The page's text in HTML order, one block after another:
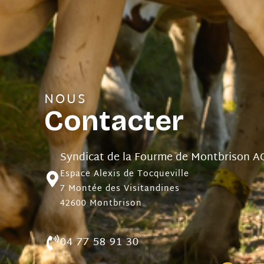
NOUS
Contacter
Syndicat de la Fourme de Montbrison
Espace Alexis de Tocqueville
7 Montée des Visitandines
42600 Montbrison
04 77 58 91 30